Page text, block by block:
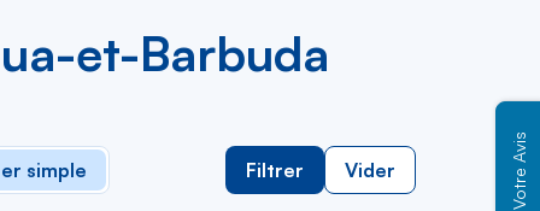
et-Barbuda
simple Filtrer Vider Votre Avis